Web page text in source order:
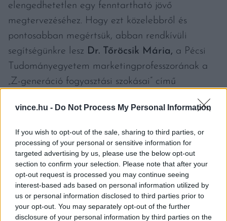
vince.hu - Do Not Process My Personal Information
If you wish to opt-out of the sale, sharing to third parties, or
processing of your personal or sensitive information for
targeted advertising by us, please use the below opt-out
section to confirm your selection. Please note that after your
opt-out request is processed you may continue seeing
interest-based ads based on personal information utilized by
us or personal information disclosed to third parties prior to
your opt-out. You may separately opt-out of the further
disclosure of your personal information by third parties on the
elengedhetetlen egy fenntartható jövő
megtervezéséhez. Hogy ezt közelebbről és
pontosabban megértsük, abban rendkívüli
segítségünkre lesz Dr. Tőröcsik Mária, a Pécsi
Tudományegyetem marketingprofesszorának a
„Z-generáció fogyasztási szokásai” című
(a Dining
Guide tulajdonosa) borfogyasztási trendelemzése
és Szakács Gergő, a DiVino szakmai
vezetőjének a „Mit isZik a jövő” című
prezentációja.